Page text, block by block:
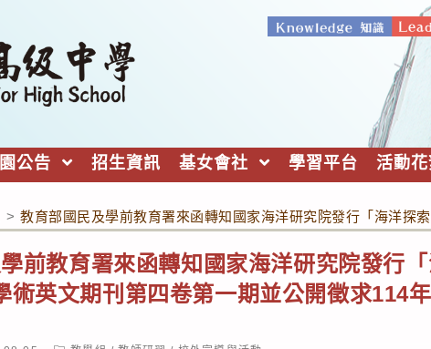
公告 招生資訊 基女會社 學習平台 活動花
> 教育部國民及學前教育署來函轉知國家海洋研究院發行「海洋探
前教育署來函轉知國家海洋研究院發行
術英文期刊第四卷第一期並公開徵求114